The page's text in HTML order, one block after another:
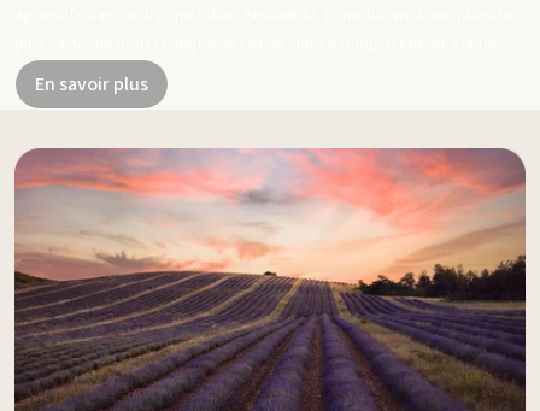
En savoir plus